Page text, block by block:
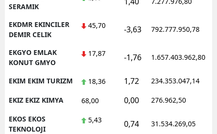
SERAMIK
EKDMR EKINCILER
DEMIR CELIK
45,70 -3,63 792.777.950,78
EKGYO EMLAK
KONUT GMYO
17,87 -1,76 1.657.403.962,80
EKIM EKIM TURIZM 18,36 1,72 234.353.047,14
EKIZ EKIZ KIMYA 68,00 0,00 276.962,50
EKOS EKOS
TEKNOLOJI
5,43 0,74 31.534.269,05